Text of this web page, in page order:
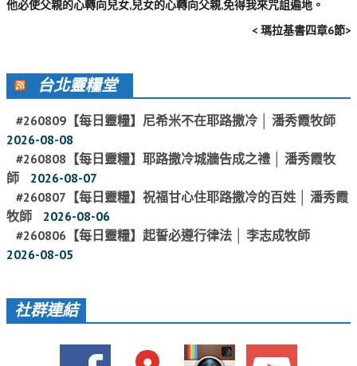
活動影音_2021年
活動影音_2018年
活動影音_2017年
活動影音_2016年
活動影音_2014年
愛加倍協會介紹
愛加倍活動相簿
他必使父親的心轉向兒女,兒女的心轉向父親,免得我來咒詛遍地。
< 瑪拉基書四章6節>
台北靈糧堂
#260809【每日靈糧】尼希米不在耶路撒冷 │ 潘秀霞牧師
2026-08-08
#260808【每日靈糧】耶路撒冷城牆告成之禮 │ 潘秀霞牧
師
2026-08-07
#260807【每日靈糧】祝福甘心住耶路撒冷的百姓 │ 潘秀霞
牧師
2026-08-06
#260806【每日靈糧】起誓必遵行律法 │ 李志成牧師
2026-08-05
社群連結